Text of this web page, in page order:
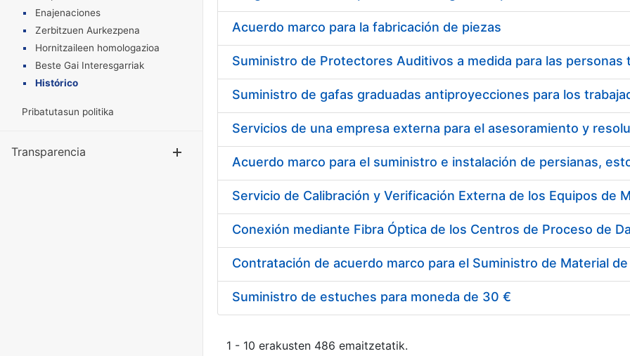
Enajenaciones
Zerbitzuen Aurkezpena
Hornitzaileen homologazioa
Beste Gai Interesgarriak
Histórico
Pribatutasun politika
Transparencia Erakutsi/Ezkutatu
Acuerdo marco para la fabricación de piezas
Acuerdo marco para el suministro e instalación de persianas,
Suministro de estuches para moneda de 30 €
1 - 10 erakusten 486 emaitzetatik.